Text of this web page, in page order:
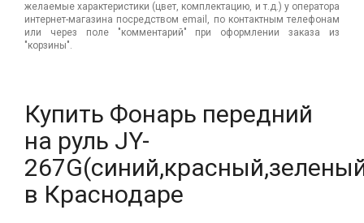
желаемые характеристики (цвет, комплектацию, и т.д.) у оператора
интернет-магазина посредством email, по контактным телефонам
или через поле "комментарий" при оформлении заказа из
"корзины".
Купить Фонарь передний
на руль JY-
в Краснодаре